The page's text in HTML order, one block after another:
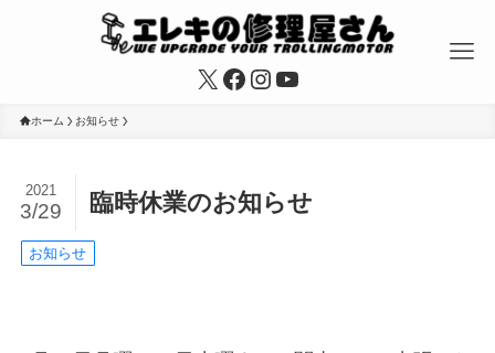
X Facebook
Instagram
YouTube
ホーム お知らせ
臨時休業のお知らせ
2021
3/29
お知らせ